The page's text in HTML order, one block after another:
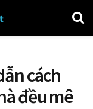
cách
đều mê